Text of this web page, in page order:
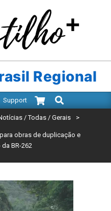
Regional
Support
Search
/ Todas / Gerais >
obras de duplicação e
BR-262